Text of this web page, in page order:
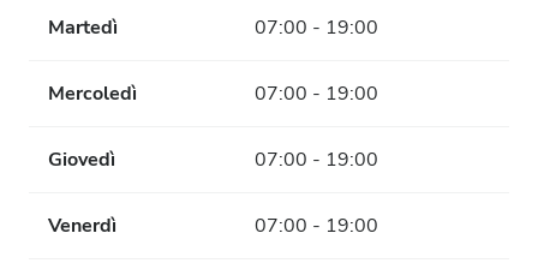
Martedì 07:00 - 19:00
Mercoledì 07:00 - 19:00
Giovedì 07:00 - 19:00
Venerdì 07:00 - 19:00